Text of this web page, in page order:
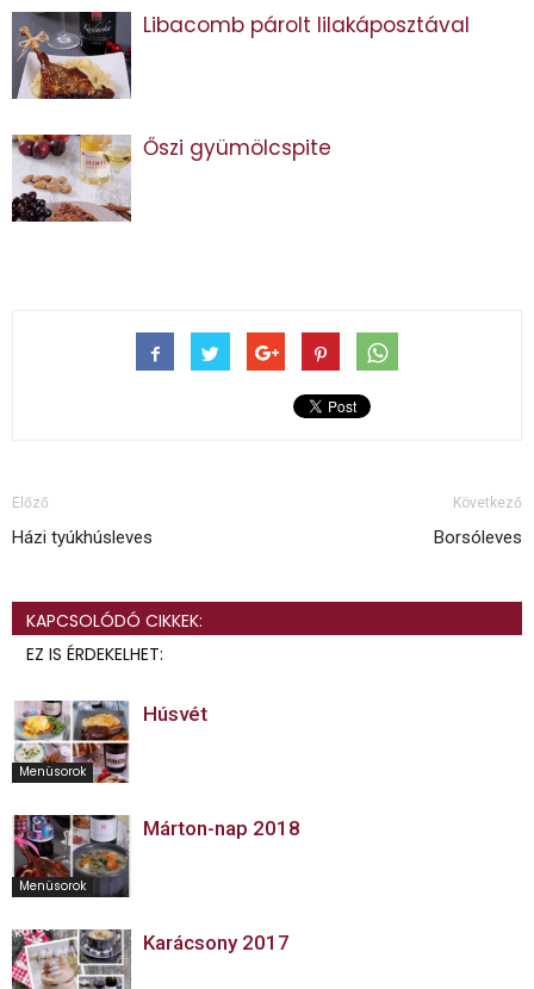
Libacomb párolt lilakáposztával
Őszi gyümölcspite
Előző
Házi tyúkhúsleves
Következő
Borsóleves
KAPCSOLÓDÓ CIKKEK:
EZ IS ÉRDEKELHET:
Menüsorok
Húsvét
Menüsorok
Márton-nap 2018
Karácsony 2017